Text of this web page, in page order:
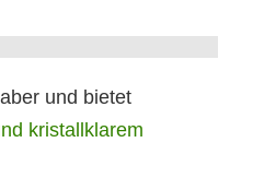
und bietet
kristallklarem